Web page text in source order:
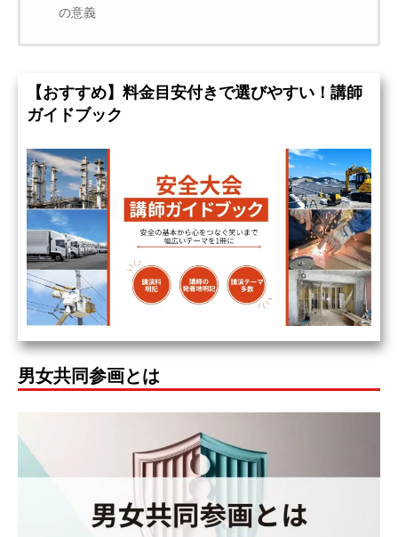
の意義
【おすすめ】料金目安付きで選びやすい！講師
ガイドブック
男女共同参画とは